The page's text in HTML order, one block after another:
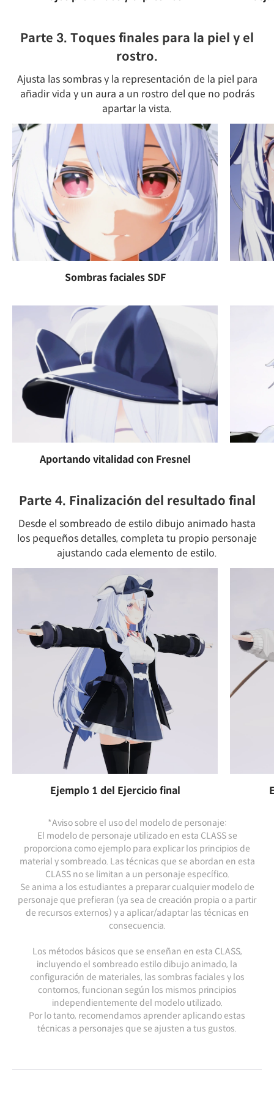
Parte 3. Toques finales para la piel y el
rostro.
Ajusta las sombras y la representación de la piel para
añadir vida y un aura a un rostro del que no podrás
apartar la vista.
Sombras faciales SDF
Aportando vitalidad con Fresnel
Parte 4. Finalización del resultado final
Desde el sombreado de estilo dibujo animado hasta
los pequeños detalles, completa tu propio personaje
ajustando cada elemento de estilo.
Ejemplo 1 del Ejercicio final
*Aviso sobre el uso del modelo de personaje:
El modelo de personaje utilizado en esta CLASS se
proporciona como ejemplo para explicar los principios de
material y sombreado. Las técnicas que se abordan en esta
CLASS no se limitan a un personaje específico.
Se anima a los estudiantes a preparar cualquier modelo de
personaje que prefieran (ya sea de creación propia o a partir
de recursos externos) y a aplicar/adaptar las técnicas en
consecuencia.
Los métodos básicos que se enseñan en esta CLASS,
incluyendo el sombreado estilo dibujo animado, la
configuración de materiales, las sombras faciales y los
contornos, funcionan según los mismos principios
independientemente del modelo utilizado.
Por lo tanto, recomendamos aprender aplicando estas
técnicas a personajes que se ajusten a tus gustos.